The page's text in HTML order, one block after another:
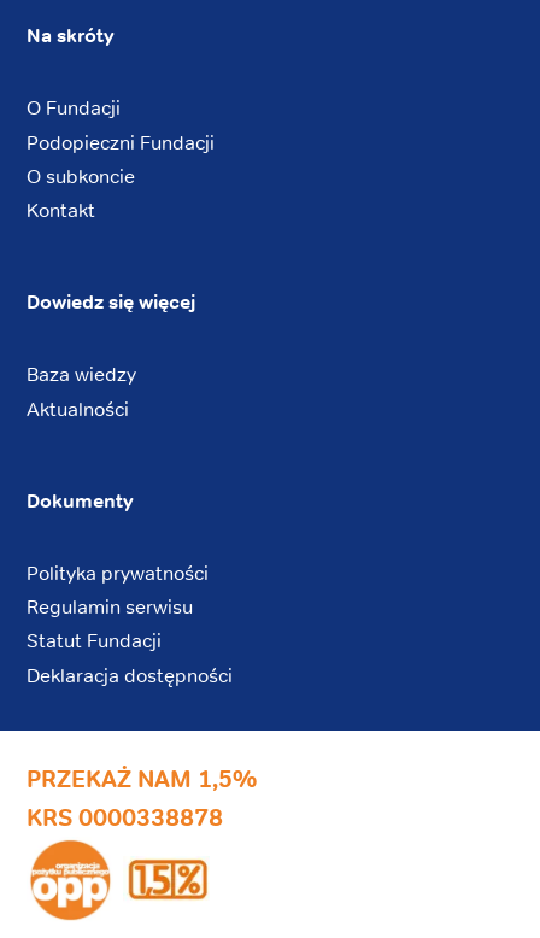
Na skróty
O Fundacji
Podopieczni Fundacji
O subkoncie
Kontakt
Dowiedz się więcej
Baza wiedzy
Aktualności
Dokumenty
Polityka prywatności
Regulamin serwisu
Statut Fundacji
Deklaracja dostępności
PRZEKAŻ NAM 1,5%
KRS 0000338878